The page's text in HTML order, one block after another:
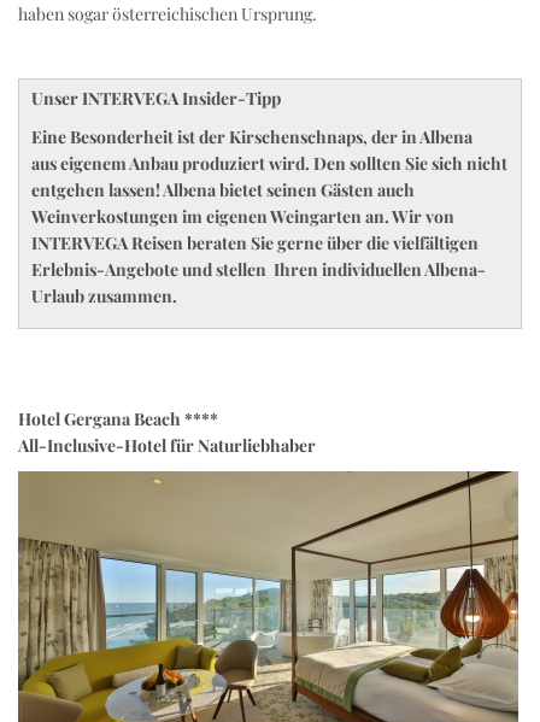
haben sogar österreichischen Ursprung.
Unser INTERVEGA Insider-Tipp
Eine Besonderheit ist der Kirschenschnaps, der in Albena
aus eigenem Anbau produziert wird. Den sollten Sie sich nicht
entgehen lassen! Albena bietet seinen Gästen auch
Weinverkostungen im eigenen Weingarten an. Wir von
INTERVEGA Reisen beraten Sie gerne über die vielfältigen
Erlebnis-Angebote und stellen Ihren individuellen Albena-
Urlaub zusammen.
Hotel Gergana Beach ****
All-Inclusive-Hotel für Naturliebhaber